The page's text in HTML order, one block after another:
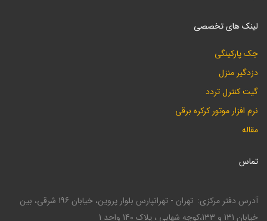
لینک های تخصصی
جک پارکینگی
دزدگیر منزل
گیت کنترل تردد
نرم افزار موتور کرکره برقی
مقاله
تماس
آدرس دفتر مرکزی
تهران - تهرانپارس بلوار پروین، خیابان 196 شرقی، بین
خیابان 131 و 133،کوچه شهابی ، پلاک 140 واحد 1